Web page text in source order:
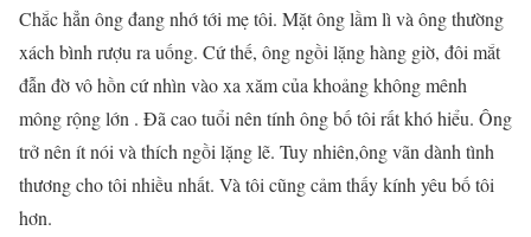
Chắc hẳn ông đang nhớ tới mẹ tôi. Mặt ông lầm lì và ông thường
xách bình rượu ra uống. Cứ thế, ông ngồi lặng hàng giờ, đôi mắt
đẫn đờ vô hồn cứ nhìn vào xa xăm của khoảng không mênh
mông rộng lớn . Đã cao tuổi nên tính ông bố tôi rất khó hiểu. Ông
trở nên ít nói và thích ngồi lặng lẽ. Tuy nhiên,ông vãn dành tình
thương cho tôi nhiều nhất. Và tôi cũng cảm thấy kính yêu bố tôi
hơn.